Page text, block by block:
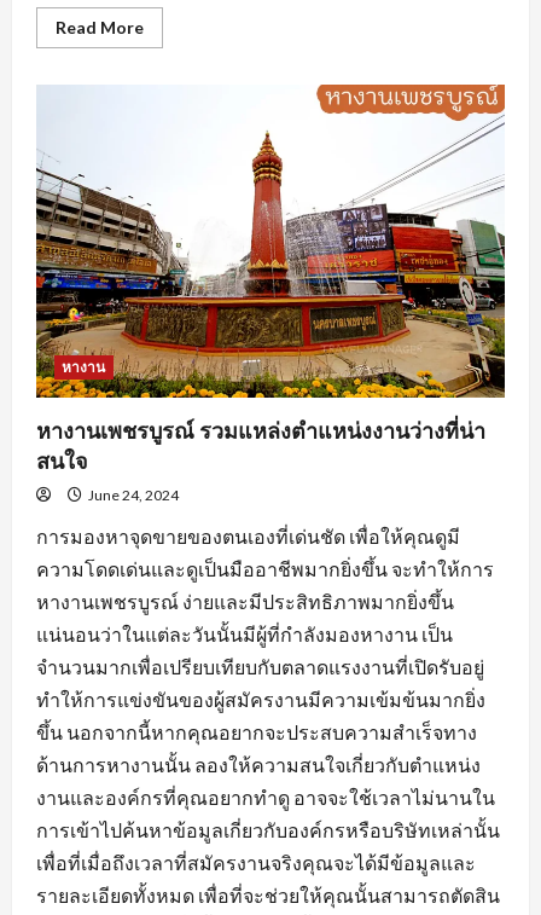
Read MoreRead
more
ใจ
องค์กร
หางาน
หางานเพชรบูรณ์ รวมแหล่งตำแหน่งงานว่างที่น่า
สนใจ
June 24, 2024
การมองหาจุดขายของตนเองที่เด่นชัด เพื่อให้คุณดูมี
ความโดดเด่นและดูเป็นมืออาชีพมากยิ่งขึ้น จะทำให้การ
หางานเพชรบูรณ์ ง่ายและมีประสิทธิภาพมากยิ่งขึ้น
แน่นอนว่าในแต่ละวันนั้นมีผู้ที่กำลังมองหางาน เป็น
จำนวนมากเพื่อเปรียบเทียบกับตลาดแรงงานที่เปิดรับอยู่
ทำให้การแข่งขันของผู้สมัครงานมีความเข้มข้นมากยิ่ง
ขึ้น นอกจากนี้หากคุณอยากจะประสบความสำเร็จทาง
ด้านการหางานนั้น ลองให้ความสนใจเกี่ยวกับตำแหน่ง
งานและองค์กรที่คุณอยากทำดู อาจจะใช้เวลาไม่นานใน
การเข้าไปค้นหาข้อมูลเกี่ยวกับองค์กรหรือบริษัทเหล่านั้น
เพื่อที่เมื่อถึงเวลาที่สมัครงานจริงคุณจะได้มีข้อมูลและ
รายละเอียดทั้งหมด เพื่อที่จะช่วยให้คุณนั้นสามารถตัดสิน